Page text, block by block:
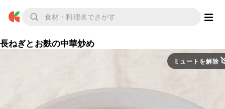
長ねぎとお麩の中華炒め
ミュートを解除